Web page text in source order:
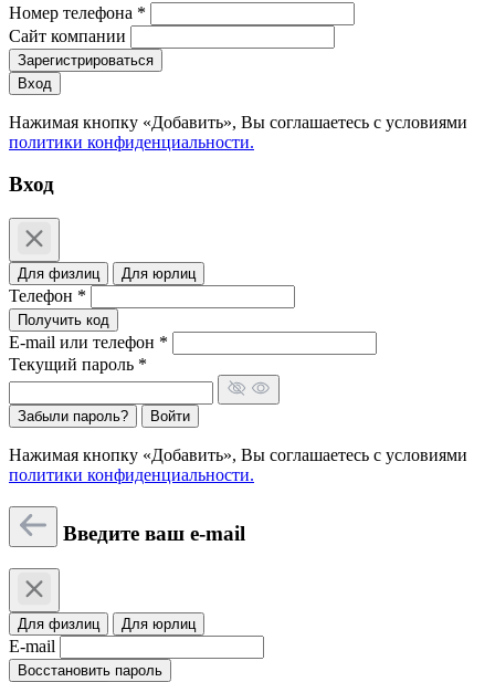
Номер телефона *
Сайт компании
Зарегистрироваться
Вход
Нажимая кнопку «Добавить», Вы соглашаетесь c условиями
политики конфиденциальности.
Вход
Для физлиц Для юрлиц
Телефон *
Получить код
E-mail или телефон *
Текущий пароль *
Забыли пароль? Войти
Нажимая кнопку «Добавить», Вы соглашаетесь c условиями
политики конфиденциальности.
Введите ваш e-mail
Для физлиц Для юрлиц
E-mail
Восстановить пароль